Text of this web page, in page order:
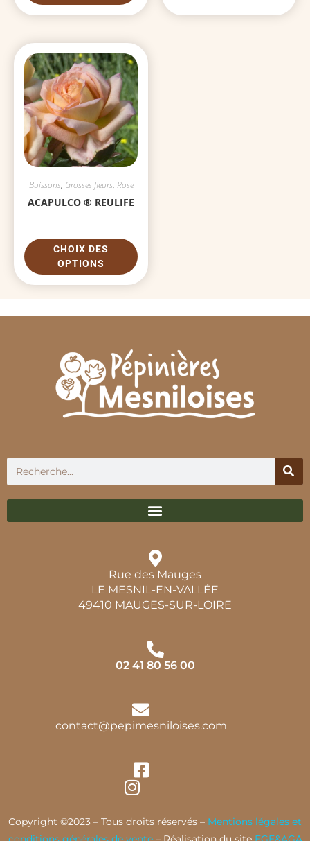
Buissons, Grosses fleurs, Rose
ACAPULCO ® REULIFE
CHOIX DES
OPTIONS
Rue des Mauges
LE MESNIL-EN-VALLÉE
49410 MAUGES-SUR-LOIRE
02 41 80 56 00
contact@pepimesniloises.com
Copyright ©2023 – Tous droits réservés – Mentions légales et